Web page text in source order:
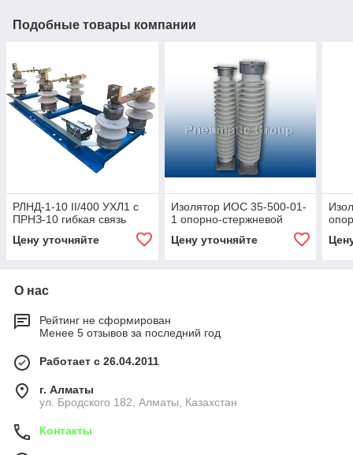
Подобные товары компании
РЛНД-1-10 II/400 УХЛ1 с
ПРНЗ-10 гибкая связь
Цену уточняйте
Изолятор ИОС 35-500-01-
1 опорно-стержневой
Цену уточняйте
О нас
Рейтинг не сформирован
Менее 5 отзывов за последний год
Работает с 26.04.2011
г. Алматы
ул. Бродского 182, Алматы, Казахстан
Контакты